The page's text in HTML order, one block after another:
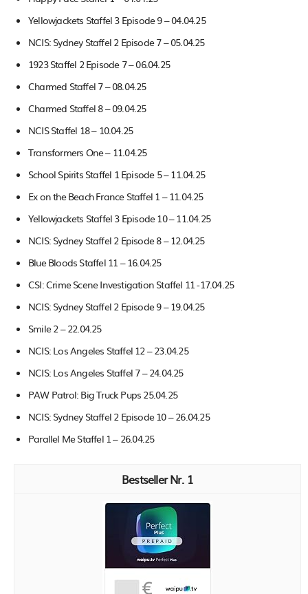
Yellowjackets Staffel 3 Episode 9 – 04.04.25
NCIS: Sydney Staffel 2 Episode 7 – 05.04.25
1923 Staffel 2 Episode 7 – 06.04.25
Charmed Staffel 7 – 08.04.25
Charmed Staffel 8 – 09.04.25
NCIS Staffel 18 – 10.04.25
Transformers One – 11.04.25
School Spirits Staffel 1 Episode 5 – 11.04.25
Ex on the Beach France Staffel 1 – 11.04.25
Yellowjackets Staffel 3 Episode 10 – 11.04.25
NCIS: Sydney Staffel 2 Episode 8 – 12.04.25
Blue Bloods Staffel 11 – 16.04.25
CSI: Crime Scene Investigation Staffel 11 -17.04.25
NCIS: Sydney Staffel 2 Episode 9 – 19.04.25
Smile 2 – 22.04.25
NCIS: Los Angeles Staffel 12 – 23.04.25
NCIS: Los Angeles Staffel 7 – 24.04.25
PAW Patrol: Big Truck Pups 25.04.25
NCIS: Sydney Staffel 2 Episode 10 – 26.04.25
Parallel Me Staffel 1 – 26.04.25
1